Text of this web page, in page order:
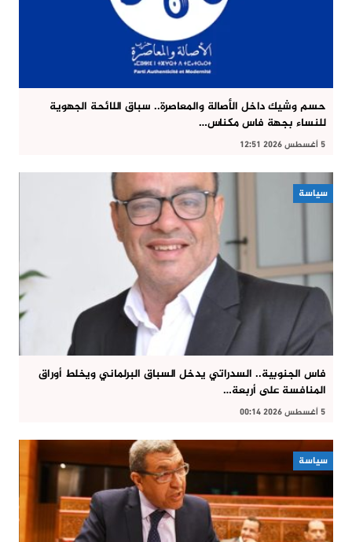
حسم وشيك داخل الأصالة والمعاصرة.. سباق اللائحة الجهوية
للنساء بجهة فاس مكناس…
5 أغسطس 2026 12:51
سياسة
فاس الجنوبية.. السدراتي يدخل السباق البرلماني ويخلط أوراق
المنافسة على أربعة…
5 أغسطس 2026 00:14
سياسة